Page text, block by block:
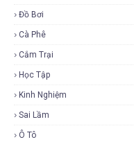
Đồ Bơi
Cà Phê
Cắm Trại
Học Tập
Kinh Nghiệm
Sai Lầm
Ô Tô